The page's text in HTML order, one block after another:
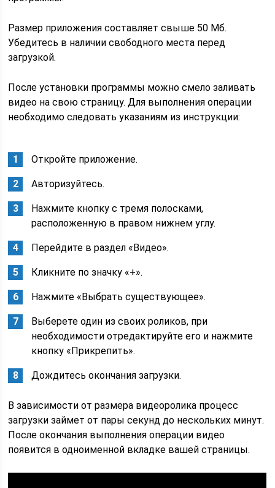
Размер приложения составляет свыше 50 Мб.
Убедитесь в наличии свободного места перед
загрузкой.
После установки программы можно смело заливать
видео на свою страницу. Для выполнения операции
необходимо следовать указаниям из инструкции:
Откройте приложение.
Авторизуйтесь.
Нажмите кнопку с тремя полосками,
расположенную в правом нижнем углу.
Перейдите в раздел «Видео».
Кликните по значку «+».
Нажмите «Выбрать существующее».
Выберете один из своих роликов, при
необходимости отредактируйте его и нажмите
кнопку «Прикрепить».
Дождитесь окончания загрузки.
В зависимости от размера видеоролика процесс
загрузки займет от пары секунд до нескольких минут.
После окончания выполнения операции видео
появится в одноименной вкладке вашей страницы.